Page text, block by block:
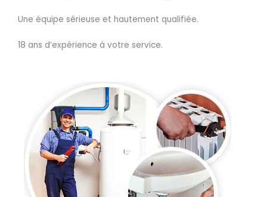
Une équipe sérieuse et hautement qualifiée.
18 ans d’expérience à votre service.